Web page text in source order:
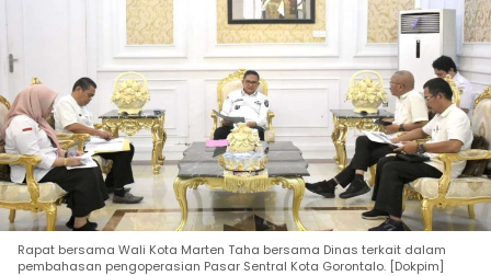
Rapat bersama Wali Kota Marten Taha bersama Dinas terkait dalam
pembahasan pengoperasian Pasar Sentral Kota Gorontalo. [Dokpim]